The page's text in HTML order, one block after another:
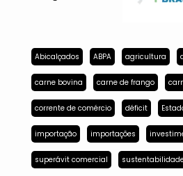
Abicalçados ABPA agricultura
carne bovina carne de frango
corrente de comércio déficit
importação importações
superávit comercial